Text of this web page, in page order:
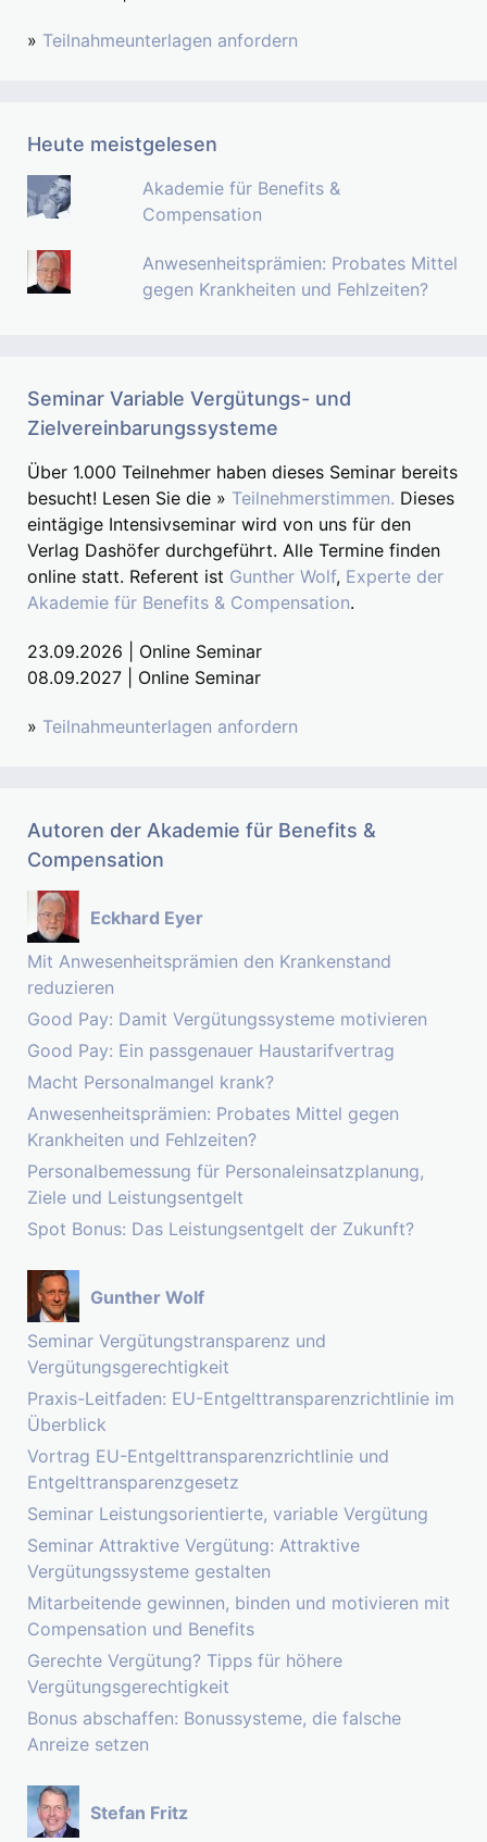
» Teilnahmeunterlagen anfordern
Heute meistgelesen
Akademie für Benefits &
Compensation
Anwesenheitsprämien: Probates Mittel
gegen Krankheiten und Fehlzeiten?
Seminar Variable Vergütungs- und
Zielvereinbarungssysteme
Über 1.000 Teilnehmer haben dieses Seminar bereits
besucht! Lesen Sie die » Teilnehmerstimmen. Dieses
eintägige Intensivseminar wird von uns für den
Verlag Dashöfer durchgeführt. Alle Termine finden
online statt. Referent ist Gunther Wolf, Experte der
Akademie für Benefits & Compensation.
23.09.2026 | Online Seminar
08.09.2027 | Online Seminar
» Teilnahmeunterlagen anfordern
Autoren der Akademie für Benefits &
Compensation
Eckhard Eyer
Mit Anwesenheitsprämien den Krankenstand
reduzieren
Good Pay: Damit Vergütungssysteme motivieren
Good Pay: Ein passgenauer Haustarifvertrag
Macht Personalmangel krank?
Anwesenheitsprämien: Probates Mittel gegen
Krankheiten und Fehlzeiten?
Personalbemessung für Personaleinsatzplanung,
Ziele und Leistungsentgelt
Spot Bonus: Das Leistungsentgelt der Zukunft?
Gunther Wolf
Seminar Vergütungstransparenz und
Vergütungsgerechtigkeit
Praxis-Leitfaden: EU-Entgelttransparenzrichtlinie im
Überblick
Vortrag EU-Entgelttransparenzrichtlinie und
Entgelttransparenzgesetz
Seminar Leistungsorientierte, variable Vergütung
Seminar Attraktive Vergütung: Attraktive
Vergütungssysteme gestalten
Mitarbeitende gewinnen, binden und motivieren mit
Compensation und Benefits
Gerechte Vergütung? Tipps für höhere
Vergütungsgerechtigkeit
Bonus abschaffen: Bonussysteme, die falsche
Anreize setzen
Stefan Fritz